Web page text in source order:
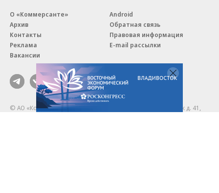
О «Коммерсанте»
Архив
Контакты
Реклама
Вакансии
Android
Обратная связь
Правовая информация
E-mail рассылки
18+
© АО «Коммерсантъ». 127006, Москва, Оружейный переулок д. 41,